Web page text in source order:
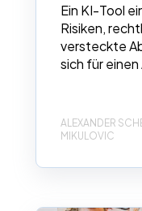
Ein KI-Tool
Risiken,
versteckte
sich für
ALEXANDER
MIKULOVIC